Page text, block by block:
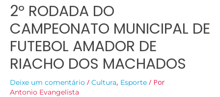
2º RODADA DO
CAMPEONATO MUNICIPAL DE
FUTEBOL AMADOR DE
RIACHO DOS MACHADOS
Deixe um comentário / Cultura, Esporte / Por
Antonio Evangelista